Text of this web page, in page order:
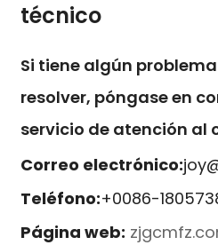
técnico
Si tiene algún
resolver, póngase en
servicio de atención al
Correo electrónico:
Teléfono:+0086-
Página web: